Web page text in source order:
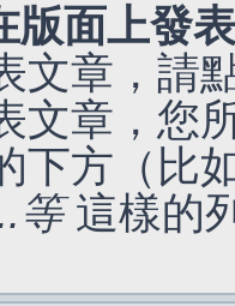
版面上發
文章，請
文章，您
下方（比
等這樣的